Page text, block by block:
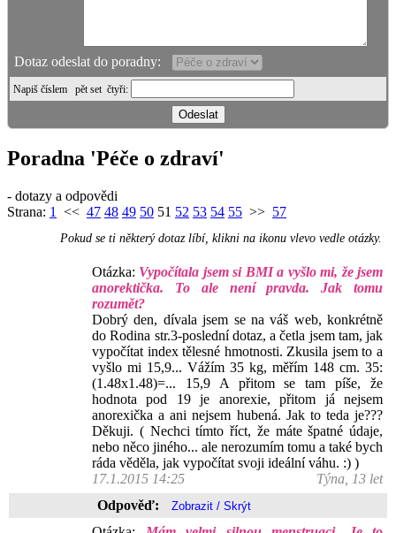
Dotaz odeslat do poradny:
Napiš číslem pět set čtyři:
Poradna 'Péče o zdraví'
- dotazy a odpovědi
Strana: 1 << 47 48 49 50 51 52 53 54 55 >> 57
Pokud se ti některý dotaz líbí, klikni na ikonu vlevo vedle otázky.
Otázka: Vypočítala jsem si BMI a vyšlo mi, že jsem
anorektička. To ale není pravda. Jak tomu
rozumět?
Dobrý den, dívala jsem se na váš web, konkrétně
do Rodina str.3-poslední dotaz, a četla jsem tam, jak
vypočítat index tělesné hmotnosti. Zkusila jsem to a
vyšlo mi 15,9... Vážím 35 kg, měřím 148 cm. 35:
(1.48x1.48)=... 15,9 A přitom se tam píše, že
hodnota pod 19 je anorexie, přitom já nejsem
anorexička a ani nejsem hubená. Jak to teda je???
Děkuji. ( Nechci tímto říct, že máte špatné údaje,
nebo něco jiného... ale nerozumím tomu a také bych
ráda věděla, jak vypočítat svoji ideální váhu. :) )
17.1.2015 14:25
Týna, 13 let
Odpověď: